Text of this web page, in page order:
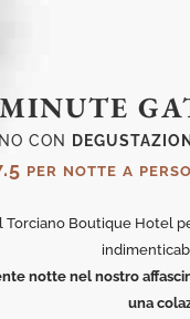
CON
per notte a
Torciano Boutique Hotel
notte nel nostro
una